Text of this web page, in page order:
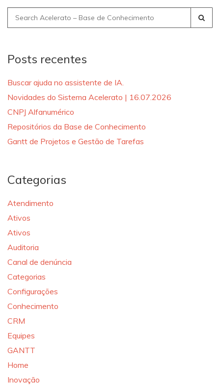
Search
for:
Posts recentes
Buscar ajuda no assistente de IA.
Novidades do Sistema Acelerato | 16.07.2026
CNPJ Alfanumérico
Repositórios da Base de Conhecimento
Gantt de Projetos e Gestão de Tarefas
Categorias
Atendimento
Ativos
Ativos
Auditoria
Canal de denúncia
Categorias
Configurações
Conhecimento
CRM
Equipes
GANTT
Home
Inovação